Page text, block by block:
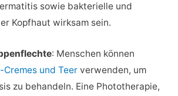
sowie bakterielle und
Kopfhaut wirksam sein.
: Menschen können
und Teerverwenden, um
zu behandeln. Eine Phototherapie,